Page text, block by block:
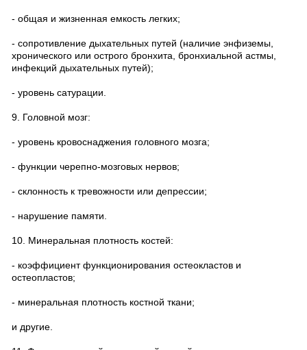
- общая и жизненная емкость легких;
- сопротивление дыхательных путей (наличие энфиземы,
хронического или острого бронхита, бронхиальной астмы,
инфекций дыхательных путей);
- уровень сатурации.
9. Головной мозг:
- уровень кровоснаджения головного мозга;
- функции черепно-мозговых нервов;
- склонность к тревожности или депрессии;
- нарушение памяти.
10. Минеральная плотность костей:
- коэффициент функционирования остеокластов и
остеопластов;
- минеральная плотность костной ткани;
и другие.